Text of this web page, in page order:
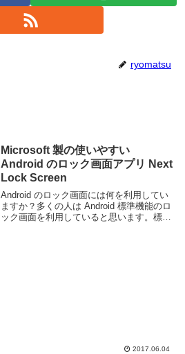
ryomatsu
Microsoft 製の使いやすい
Android のロック画面アプリ Next
Lock Screen
Android のロック画面には何を利用してい
ますか？多くの人は Android 標準機能のロ
ック画面を利用していると思います。標準
2017.06.04